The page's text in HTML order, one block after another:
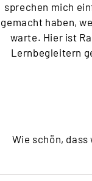
sprechen mich
gemacht haben,
warte. Hier ist
Lernbegleitern
Wie schön, dass